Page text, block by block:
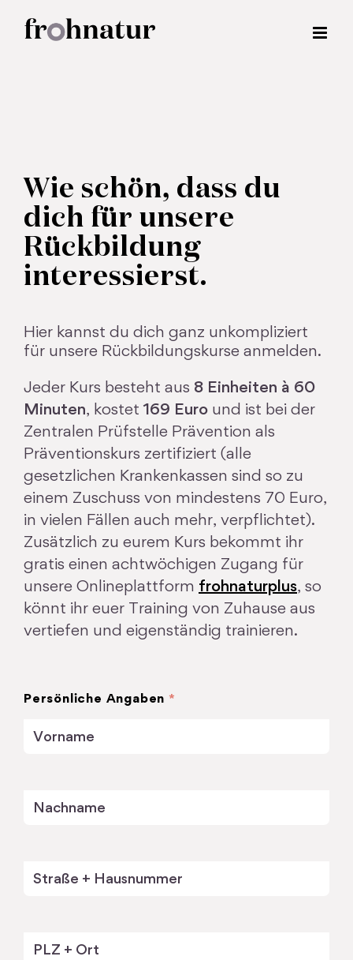
Inhalt
Wie schön, dass du
dich für unsere
Rückbildung
interessierst.
Hier kannst du dich ganz unkompliziert
für unsere Rückbildungskurse anmelden.
Jeder Kurs besteht aus 8 Einheiten à 60
Minuten, kostet 169 Euro und ist bei der
Zentralen Prüfstelle Prävention als
Präventionskurs zertifiziert (alle
gesetzlichen Krankenkassen sind so zu
einem Zuschuss von mindestens 70 Euro,
in vielen Fällen auch mehr, verpflichtet).
Zusätzlich zu eurem Kurs bekommt ihr
gratis einen achtwöchigen Zugang für
unsere Onlineplattform frohnaturplus, so
könnt ihr euer Training von Zuhause aus
vertiefen und eigenständig trainieren.
Persönliche Angaben*